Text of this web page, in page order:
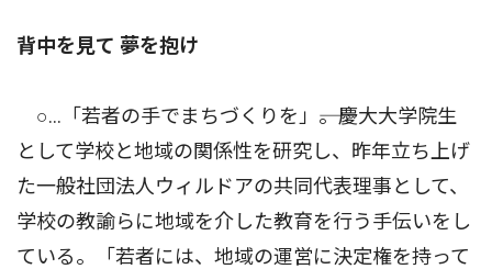
背中を見て 夢を抱け
○…「若者の手でまちづくりを」――。慶大大学院生
として学校と地域の関係性を研究し、昨年立ち上げ
た一般社団法人ウィルドアの共同代表理事として、
学校の教諭らに地域を介した教育を行う手伝いをし
ている。「若者には、地域の運営に決定権を持って